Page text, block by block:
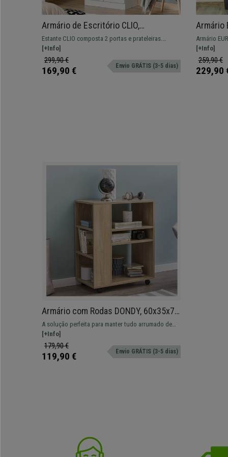
Armário de Escritório CLIO,
59x31x155 cm, Ampla Armazenagem,
Em Madeira, Branco
Estante CLIO composta 2 portas e prateleiras.
Modelo apto para ampla capacidade de
armazenagem.
[+Info]
299,90 €
169,90 € Envio GRÁTIS (3-5 dias)
Armário
Branca
Armário
[+Info]
259,90 €
229,90
Armário com Rodas DONDY, 60x35x75
cm, Prático e Versátil, Madeira,
Castanho
A solução perfeita para manter tudo arrumado de
maneira prática e versátil!
[+Info]
179,90 €
119,90 € Envio GRÁTIS (3-5 dias)